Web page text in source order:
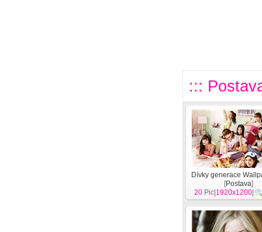
:::
Dívky generace
[Postava]
20 Pic| 1920x1200